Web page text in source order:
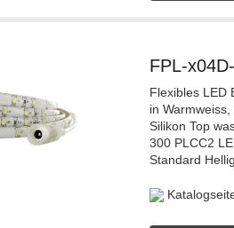
FPL-
Flexibles LED
in
Silikon Top
300 PLCC2
Standard